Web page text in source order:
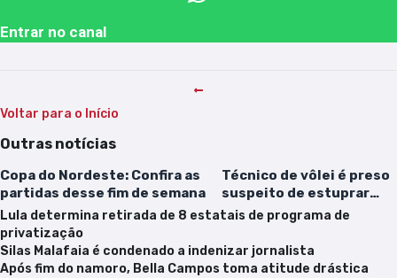
Entrar no canal
Voltar para o Início
Outras notícias
Copa do Nordeste: Confira as
partidas desse fim de semana
Técnico de vôlei é preso
suspeito de estuprar
adolescentes no AM
Lula determina retirada de 8 estatais de programa de
privatização
Silas Malafaia é condenado a indenizar jornalista
Após fim do namoro, Bella Campos toma atitude drástica